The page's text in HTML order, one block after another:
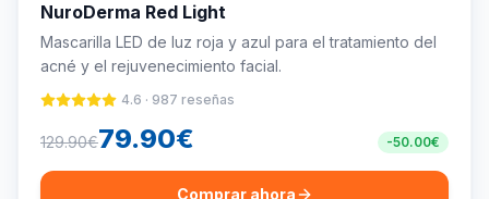
NuroDerma Red Light
Mascarilla LED de luz roja y azul para el tratamiento del
acné y el rejuvenecimiento facial.
4.6 · 987 reseñas
129.90€79.90€ -50.00€
Comprar ahora